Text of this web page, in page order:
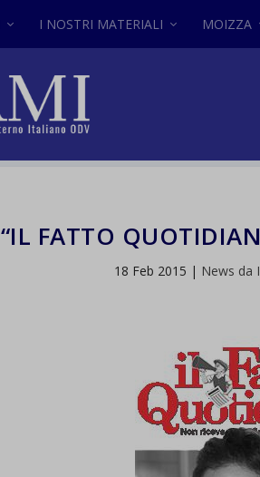
I NOSTRI MATERIALI MOIZZA
“IL FATTO
18 Feb 2015 | News da